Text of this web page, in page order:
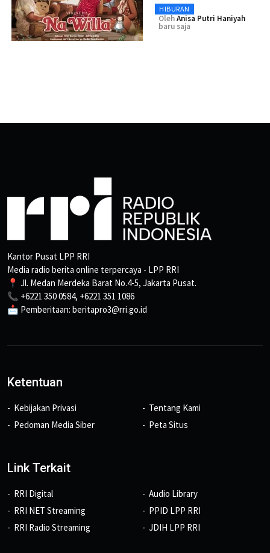
HIBURAN
OlehAnisa Putri Haniyah
baru saja
Kantor Pusat LPP RRI
Media radio berita online terpercaya - LPP RRI
📍 Jl. Medan Merdeka Barat No.4-5, Jakarta Pusat.
📞 +6221 350 0584, +6221 351 1086
📩 Pemberitaan: beritapro3@rri.go.id
Ketentuan
Kebijakan Privasi
Pedoman Media Siber
Tentang Kami
Peta Situs
Link Terkait
RRI Digital
RRI NET Streaming
RRI Radio Streaming
Audio Library
PPID LPP RRI
JDIH LPP RRI